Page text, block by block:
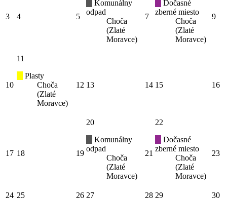
3 4 5
Komunálny
odpad
Choča
(Zlaté
Moravce)
7
Dočasné
zberné miesto
Choča
(Zlaté
Moravce)
9
10
11
Plasty
Choča
(Zlaté
Moravce)
12 13 14 15 16
17 18 19
20
Komunálny
odpad
Choča
(Zlaté
Moravce)
21
22
Dočasné
zberné miesto
Choča
(Zlaté
Moravce)
23
24 25 26 27 28 29 30